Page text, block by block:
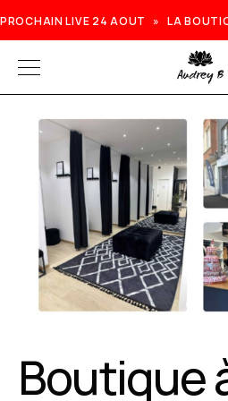
PROCHAIN LIVE 24 AOUT » LA
Prochain